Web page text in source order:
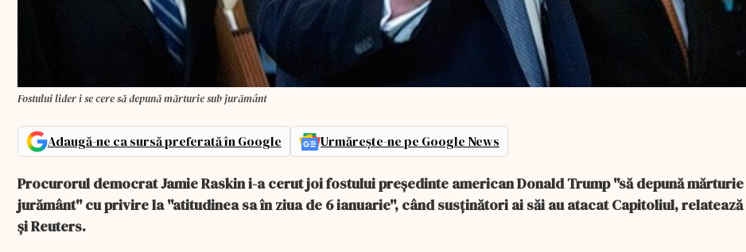
Fostului lider i se cere să depună mărturie sub jurământ
Adaugă-ne ca sursă preferată în Google Urmărește-ne pe Google News
Procurorul democrat Jamie Raskin i-a cerut joi fostului preşedinte american Donald Trump ''să depună mărturie
jurământ'' cu privire la ''atitudinea sa în ziua de 6 ianuarie'', când susţinători ai săi au atacat Capitoliul, relatează
şi Reuters.